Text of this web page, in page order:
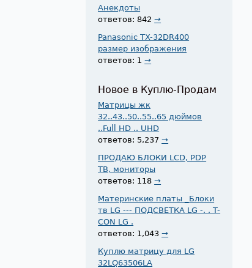
Анекдоты
ответов: 842→
Panasonic TX-32DR400
размер изображения
ответов: 1→
Новое в Куплю-Продам
Матрицы жк
32..43..50..55..65 дюймов
..Full HD .. UHD
ответов: 5,237→
ПРОДАЮ БЛОКИ LCD, PDP
ТВ, мониторы
ответов: 118→
Материнские платы _Блоки
тв LG --- ПОДСВЕТКА LG -. . T-
CON LG .
ответов: 1,043→
Куплю матрицу для LG
32LQ63506LA